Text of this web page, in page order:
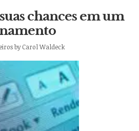
chances em um
byCarol Waldeck